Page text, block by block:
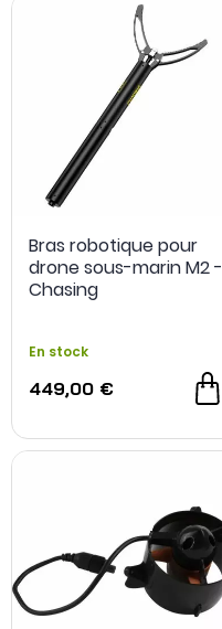
Bras robotique pour
drone sous-marin M2 -
Chasing
En stock
449,00 €